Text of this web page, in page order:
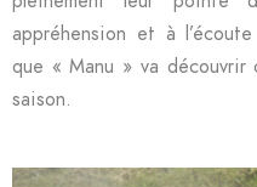
appréhension et à
que « Manu » va découvrir
saison.